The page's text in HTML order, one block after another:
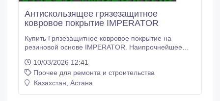
Антискользящее грязезащитное
ковровое покрытие IMPERATOR
Купить Грязезащитное ковровое покрытие на
резиновой основе IMPERATOR. Наипрочнейшее
для “3й ступени грязезащиты” - фойе, вестибюли,
тамбуры. Покрытие представляет собой прочное
антискользящее ковровое покрытие на резиновой
10/03/2026 12:41
Прочее для ремонта и строительства
Казахстан, Астана